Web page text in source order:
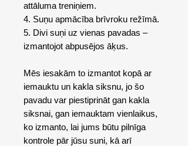
attāluma treniņiem.
4. Suņu apmācība brīvroku režīmā.
5. Divi suņi uz vienas pavadas –
izmantojot abpusējos āķus.
Mēs iesakām to izmantot kopā ar
iemauktu un kakla siksnu, jo ​​šo
pavadu var piestiprināt gan kakla
siksnai, gan iemauktam vienlaikus,
ko izmanto, lai jums būtu pilnīga
kontrole pār jūsu suni, kā arī